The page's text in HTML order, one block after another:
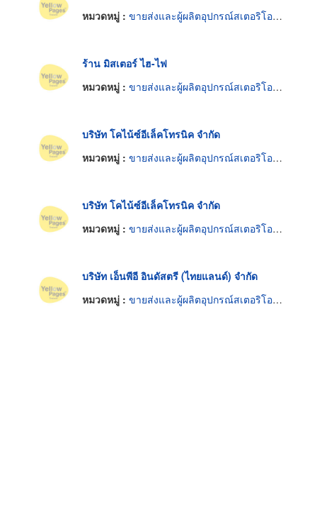
หมวดหมู่ : ขายส่งและผู้ผลิตอุปกรณ์สเตอริโอและไฮไฟ
ร้าน มิสเตอร์ ไฮ-ไฟ
หมวดหมู่ : ขายส่งและผู้ผลิตอุปกรณ์สเตอริโอและไฮไฟ
บริษัท โคไน้ซ์อีเล็คโทรนิค จำกัด
หมวดหมู่ : ขายส่งและผู้ผลิตอุปกรณ์สเตอริโอและไฮไฟ
บริษัท โคไน้ซ์อีเล็คโทรนิค จำกัด
หมวดหมู่ : ขายส่งและผู้ผลิตอุปกรณ์สเตอริโอและไฮไฟ
บริษัท เอ็นพีอี อินดัสตรี (ไทยแลนด์) จำกัด
หมวดหมู่ : ขายส่งและผู้ผลิตอุปกรณ์สเตอริโอและไฮไฟ